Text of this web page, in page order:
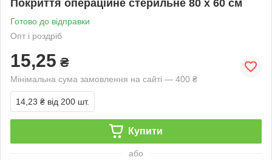
Покриття операційне стерильне 80 х 60 см
Готово до відправки
Опт і роздріб
15,25 ₴
Мінімальна сума замовлення на сайті — 400 ₴
14,23 ₴ від 200 шт.
Купити
або